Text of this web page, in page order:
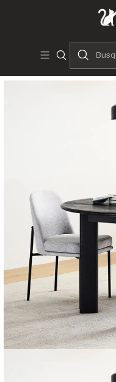
Juegos de Comedor 4